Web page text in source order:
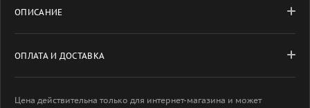
ОПИСАНИЕ
ОПЛАТА И ДОСТАВКА
Цена действительна только для интернет-магазина и может